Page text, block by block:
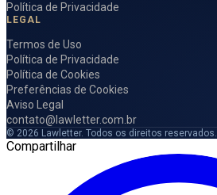
Política de Privacidade
LEGAL
Termos de Uso
Política de Privacidade
Política de Cookies
Preferências de Cookies
Aviso Legal
contato@lawletter.com.br
© 2026 Lawletter. Todos os direitos reservados.
Compartilhar